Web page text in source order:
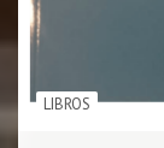
LIBROS